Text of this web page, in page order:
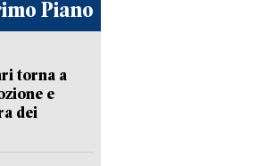
Piano
torna a
e
dei